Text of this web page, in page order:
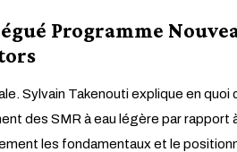
Programme
Sylvain Takenouti explique en quoi
des SMR à eau légère par rapport
les fondamentaux et le